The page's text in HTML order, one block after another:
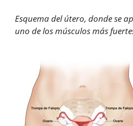
Esquema del útero, donde se
uno de los músculos más